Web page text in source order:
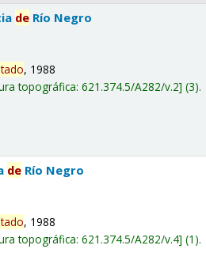
de Río Negro
, 1988
topográfica:621.374.5/A282/v.2 (3).
de Río Negro
, 1988
topográfica:621.374.5/A282/v.4 (1).